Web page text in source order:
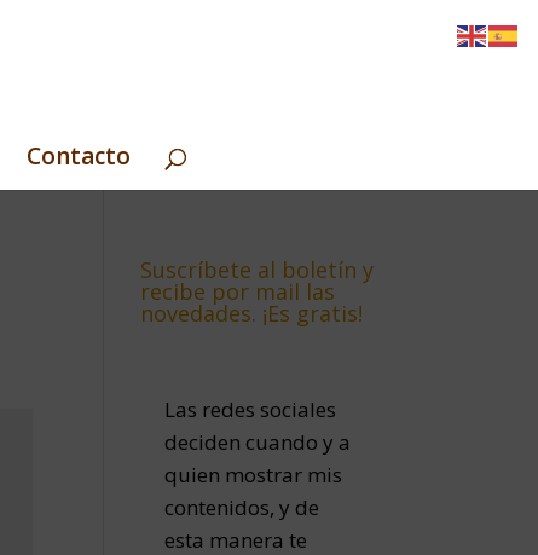
Contacto
Suscríbete al boletín y
recibe por mail las
novedades. ¡Es gratis!
Las redes sociales
deciden cuando y a
quien mostrar mis
contenidos, y de
esta manera te